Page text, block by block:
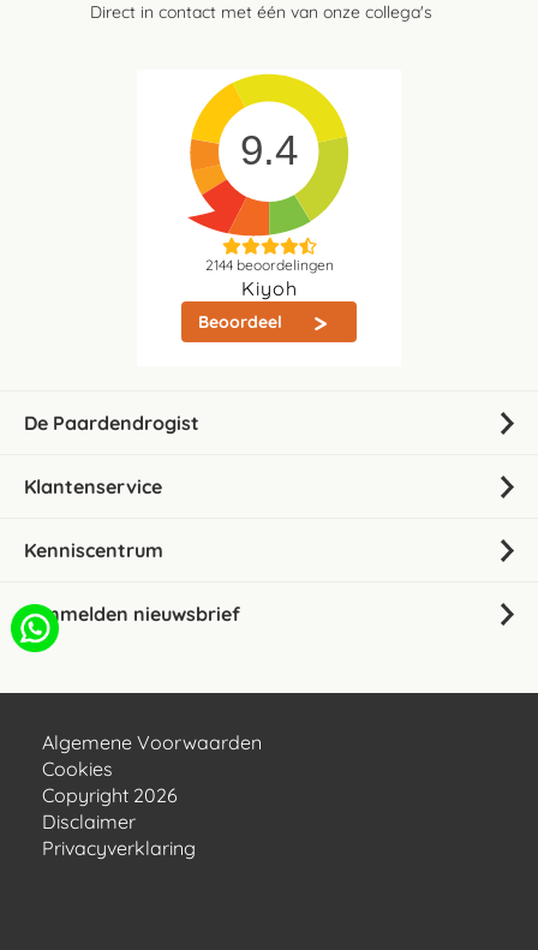
Direct in contact met één van onze collega's
9.4
2144beoordelingen
Kiyoh
Beoordeel
De Paardendrogist
Klantenservice
Kenniscentrum
Aanmelden nieuwsbrief
Algemene Voorwaarden
Cookies
Copyright 2026
Disclaimer
Privacyverklaring